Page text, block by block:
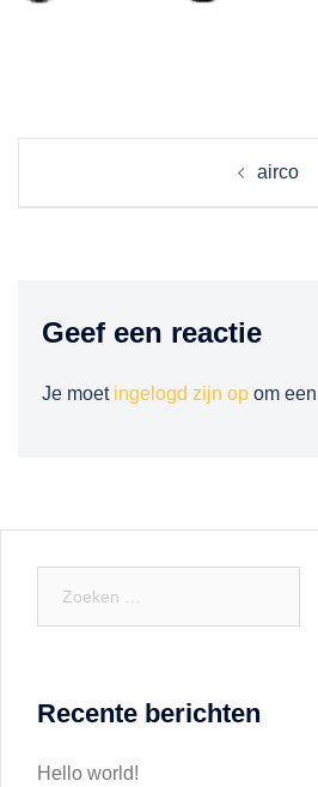
airco
Geef een reactie
Je moet ingelogd zijn op om
naar:
Recente berichten
Hello world!